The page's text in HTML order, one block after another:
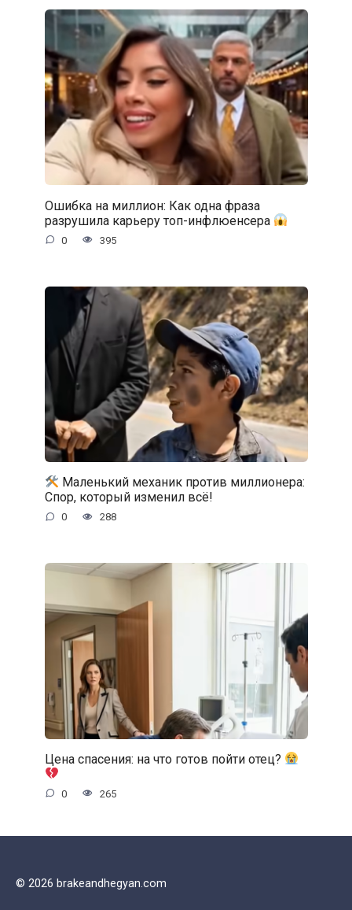
Ошибка на миллион: Как одна фраза
разрушила карьеру топ-инфлюенсера
0 395
Маленький механик против миллионера:
Спор, который изменил всё!
0 288
Цена спасения: на что готов пойти отец?
0 265
© 2026 brakeandhegyan.com